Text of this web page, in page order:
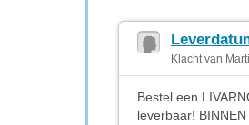
Klacht van
Bestel een
leverbaar!